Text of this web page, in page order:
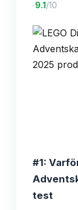
·9.1 /10
#1:
test